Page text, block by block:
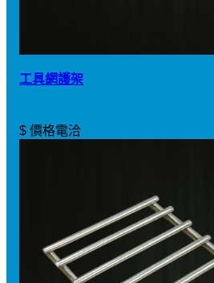
工具網護架
$ 價格電洽